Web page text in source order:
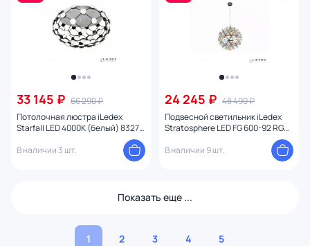
33 145 ₽ 66 290 ₽
Потолочная люстра iLedex
Starfall LED 4000К (белый) 8327
В наличии 3 шт.
24 245 ₽ 48 490 ₽
Подвесной светильник iLedex
Stratosphere LED FG 600-92 RGB
В наличии 9 шт.
Показать еще ...
1 2 3 4 5